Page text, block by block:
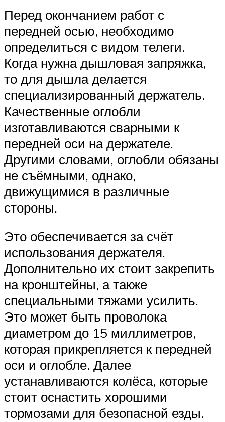
Перед окончанием работ с
передней осью, необходимо
определиться с видом телеги.
Когда нужна дышловая запряжка,
то для дышла делается
специализированный держатель.
Качественные оглобли
изготавливаются сварными к
передней оси на держателе.
Другими словами, оглобли обязаны
не съёмными, однако,
движущимися в различные
стороны.
Это обеспечивается за счёт
использования держателя.
Дополнительно их стоит закрепить
на кронштейны, а также
специальными тяжами усилить.
Это может быть проволока
диаметром до 15 миллиметров,
которая прикрепляется к передней
оси и оглобле. Далее
устанавливаются колёса, которые
стоит оснастить хорошими
тормозами для безопасной езды.